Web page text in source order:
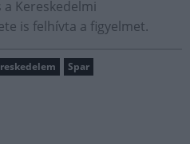
a Kereskedelmi
is felhívta a figyelmet.
Spar